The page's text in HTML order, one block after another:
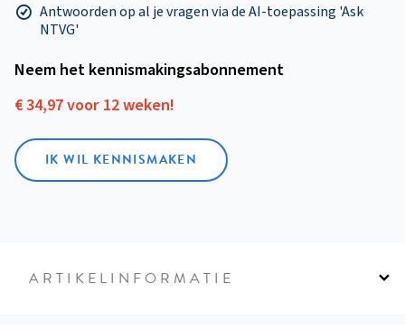
Antwoorden op al je vragen via de AI-toepassing 'Ask
NTVG'
Neem het kennismakings­abonnement
€ 34,97 voor 12 weken!
IK WIL KENNISMAKEN
ARTIKELINFORMATIE